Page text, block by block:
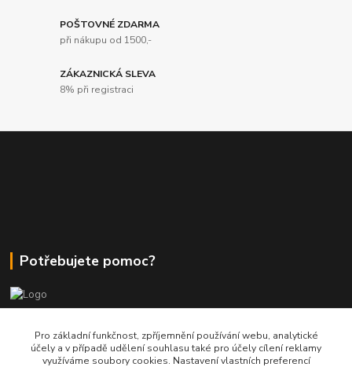
POŠTOVNÉ ZDARMA
při nákupu od 1500,-
ZÁKAZNICKÁ SLEVA
8% při registraci
Potřebujete pomoc?
+420 380 830 198
Pro základní funkčnost, zpříjemnění používání webu, analytické
účely a v případě udělení souhlasu také pro účely cílení reklamy
využíváme soubory cookies. Nastavení vlastních preferencí